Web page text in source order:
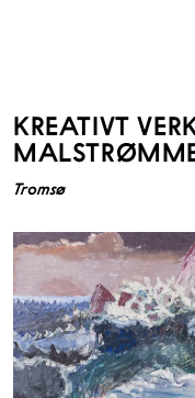
KREATIVT
Tromsø